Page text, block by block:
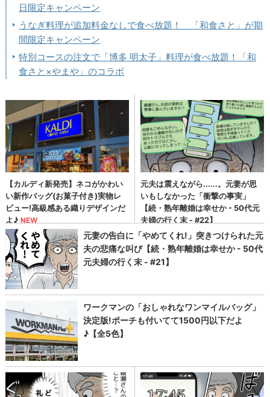
日限定キャンペーン
うなぎ料理が追加料金なしで食べ放題！ 「和食さと」が期
間限定キャンペーン
特別コースの注文で「博多 明太子」料理が食べ放題！「和
食さと×やまや」のコラボ